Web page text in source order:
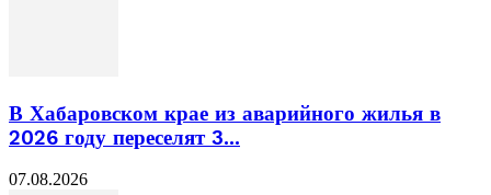
В Хабаровском крае из аварийного жилья в
2026 году переселят 3...
07.08.2026